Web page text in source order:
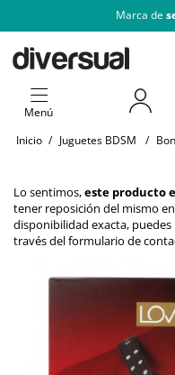
Marca de
Menú
Inicio / Juguetes BDSM /
Lo sentimos,este producto
tener reposición del mismo
disponibilidad exacta,
través delformulario de